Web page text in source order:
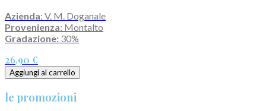
Azienda: V. M. Doganale
Provenienza: Montalto
Gradazione: 30%
26,90 €
Aggiungi al carrello
le promozioni